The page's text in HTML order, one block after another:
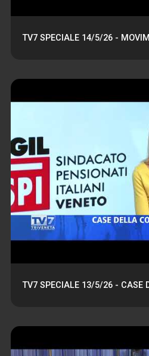
TV7 SPECIALE 14/5/26 -
TV7 SPECIALE 13/5/26 - CASE